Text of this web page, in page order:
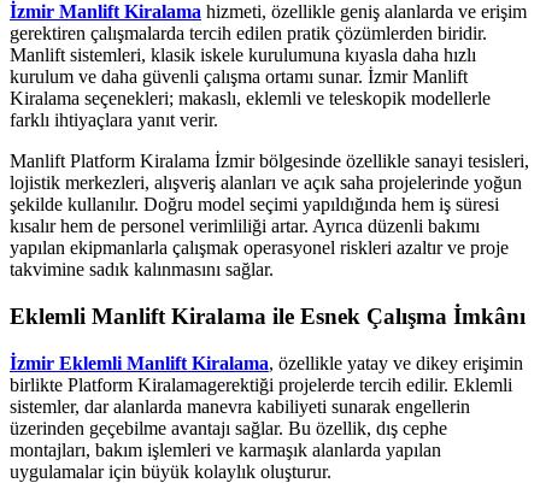
İzmir Manlift Kiralama hizmeti, özellikle geniş alanlarda ve erişim
gerektiren çalışmalarda tercih edilen pratik çözümlerden biridir.
Manlift sistemleri, klasik iskele kurulumuna kıyasla daha hızlı
kurulum ve daha güvenli çalışma ortamı sunar. İzmir Manlift
Kiralama seçenekleri; makaslı, eklemli ve teleskopik modellerle
farklı ihtiyaçlara yanıt verir.
Manlift Platform Kiralama İzmir bölgesinde özellikle sanayi tesisleri,
lojistik merkezleri, alışveriş alanları ve açık saha projelerinde yoğun
şekilde kullanılır. Doğru model seçimi yapıldığında hem iş süresi
kısalır hem de personel verimliliği artar. Ayrıca düzenli bakımı
yapılan ekipmanlarla çalışmak operasyonel riskleri azaltır ve proje
takvimine sadık kalınmasını sağlar.
Eklemli Manlift Kiralama ile Esnek Çalışma İmkânı
İzmir Eklemli Manlift Kiralama, özellikle yatay ve dikey erişimin
birlikte Platform Kiralamagerektiği projelerde tercih edilir. Eklemli
sistemler, dar alanlarda manevra kabiliyeti sunarak engellerin
üzerinden geçebilme avantajı sağlar. Bu özellik, dış cephe
montajları, bakım işlemleri ve karmaşık alanlarda yapılan
uygulamalar için büyük kolaylık oluşturur.